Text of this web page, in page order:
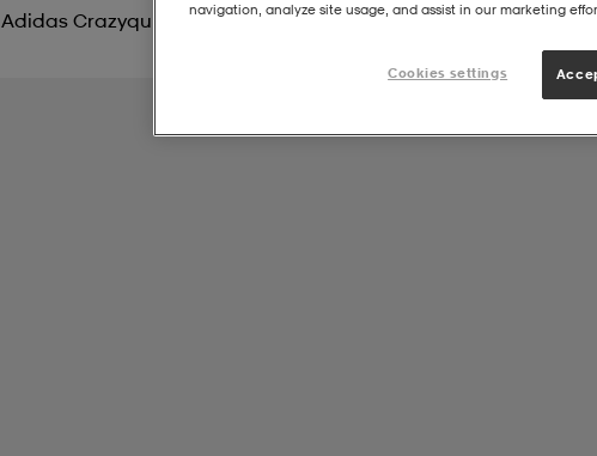
Adidas Crazyquick Padelskor För Barnnavigation, analyze site usage, and assist in our marketing
Cookies settings